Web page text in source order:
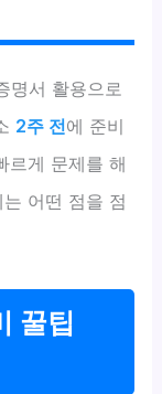
명서 활용으로
2주 전에 준비
르게 문제를 해
어떤 점을 점
꿀팁